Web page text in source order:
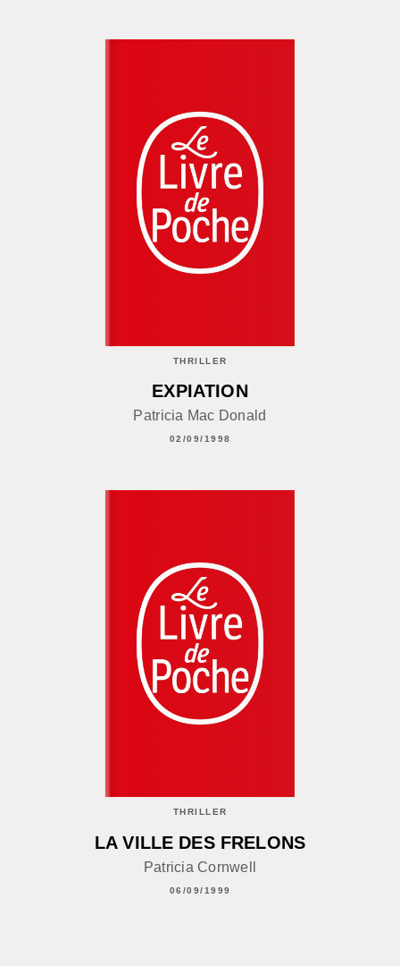
THRILLER
EXPIATION
Patricia Mac Donald
02/09/1998
THRILLER
LA VILLE DES FRELONS
Patricia Cornwell
06/09/1999